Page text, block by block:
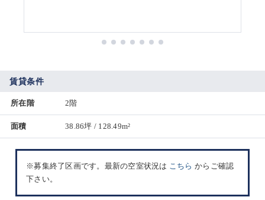
賃貸条件
所在階 2階
面積 38.86坪 / 128.49m²
※募集終了区画です。最新の空室状況は こちら からご確認
下さい。